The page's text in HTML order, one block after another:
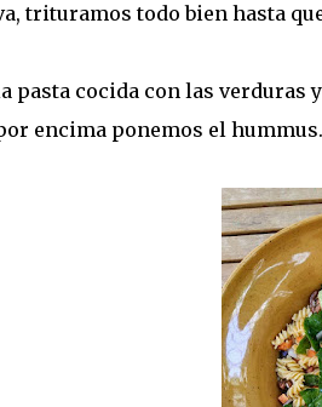
trituramos todo bien hasta
pasta cocida con las verduras
encima ponemos el hummus.